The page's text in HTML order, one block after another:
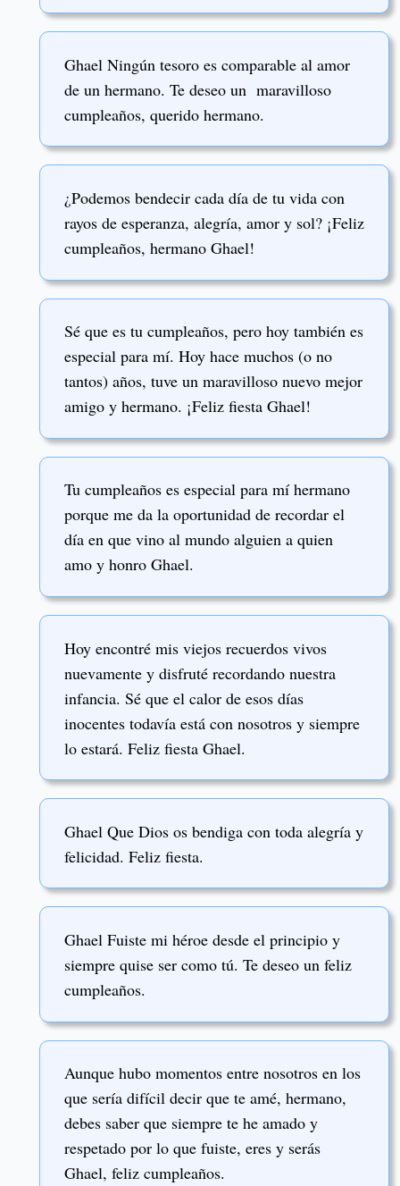
Ghael Ningún tesoro es comparable al amor
de un hermano. Te deseo un maravilloso
cumpleaños, querido hermano.
¿Podemos bendecir cada día de tu vida con
rayos de esperanza, alegría, amor y sol? ¡Feliz
cumpleaños, hermano Ghael!
Sé que es tu cumpleaños, pero hoy también es
especial para mí. Hoy hace muchos (o no
tantos) años, tuve un maravilloso nuevo mejor
amigo y hermano. ¡Feliz fiesta Ghael!
Tu cumpleaños es especial para mí hermano
porque me da la oportunidad de recordar el
día en que vino al mundo alguien a quien
amo y honro Ghael.
Hoy encontré mis viejos recuerdos vivos
nuevamente y disfruté recordando nuestra
infancia. Sé que el calor de esos días
inocentes todavía está con nosotros y siempre
lo estará. Feliz fiesta Ghael.
Ghael Que Dios os bendiga con toda alegría y
felicidad. Feliz fiesta.
Ghael Fuiste mi héroe desde el principio y
siempre quise ser como tú. Te deseo un feliz
cumpleaños.
Aunque hubo momentos entre nosotros en los
que sería difícil decir que te amé, hermano,
debes saber que siempre te he amado y
respetado por lo que fuiste, eres y serás
Ghael, feliz cumpleaños.